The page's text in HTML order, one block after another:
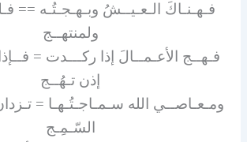
فـهـنـاكَ الـعـيــشُ وبـهـجـتُـه ==
ولمنتهــج
فـهــج الأعـمــالَ إذا ركـــدت =
إذن تـهُــج
ومـعـاصــي الله سـمـاجـتُـهـا =
السّـمِـج